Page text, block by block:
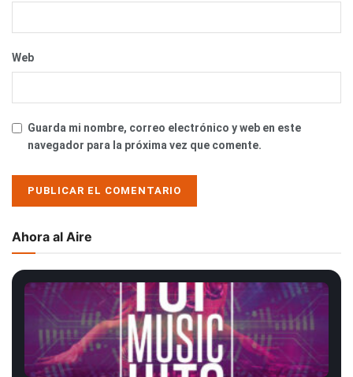
Web
Guarda mi nombre, correo electrónico y web en este
navegador para la próxima vez que comente.
Ahora al Aire